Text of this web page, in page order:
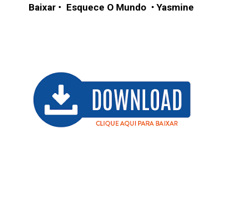
Baixar • Esquece O Mundo •Yasmine